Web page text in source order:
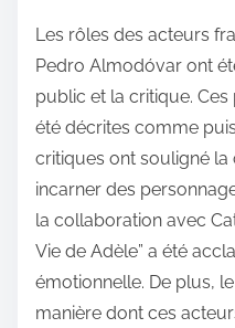
Les rôles des acteurs
Pedro Almodóvar ont
public et la critique.
été décrites comme
critiques ont souligné la
incarner des
la collaboration avec
Vie de Adèle” a été
émotionnelle. De plus,
manière dont ces